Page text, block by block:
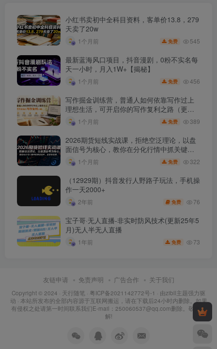
小红书卖初中全科目资料，客单价13.8，279
天卖了20w
1个月前 免费 545
最新蓝海风口项目，抖音漫剧，0粉不实名每
天一小时，月入1W+【揭秘】
1个月前 免费 456
写作掘金训练营，普通人如何依靠写作过上
理想生活，可开启你的写作复利之路（更新6
月） 1个月前 免费 389
2026期货短线实战课，拒绝空泛理论，以盘
面信号为核心，教你在分化行情中抓关键品
种、避诱多陷阱
1个月前 免费 322
（12929期）抖音发行人野路子玩法，手机操
作一天2000+
2年前 免费 76
宝子哥·无人直播-非实时防风技术(更新25年5
月)无人半无人直播
1年前 免费 73
友链申请 免责声明 广告合作 关于我们
Copyright © 2024 · 天行随笔 · 粤ICP备2021142772号-1 · 由zibll主题强力驱
动 · 本站所发布的全部内容源于互联网搬运，请在下载后24小时内删除。如果
有侵权之处请第一时间联系我们E-mail：250060537@qq.com删除。敬请谅
解!